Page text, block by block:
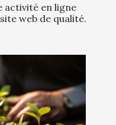
activité en ligne
web de qualité.